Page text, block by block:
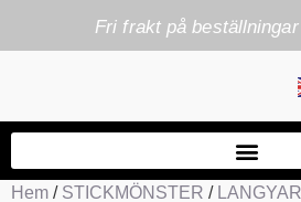
Fri frakt på
Hem / STICKMÖNSTER /